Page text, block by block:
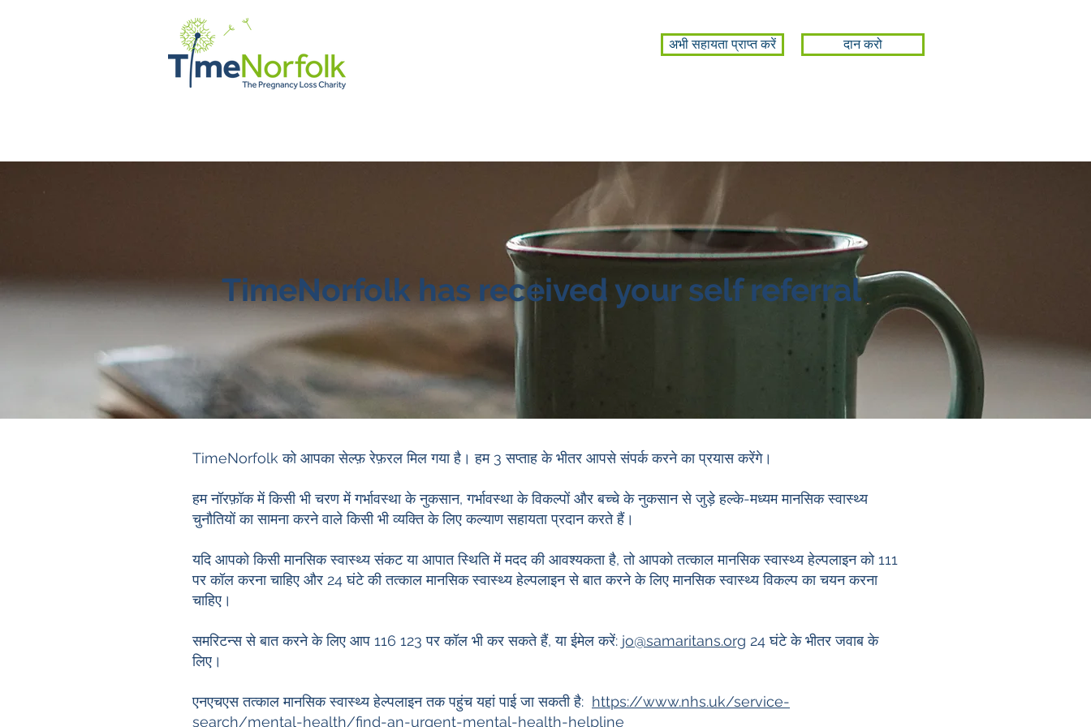
अभी सहायता प्राप्त करें दान करो
TimeNorfolk has received your self referral
TimeNorfolk को आपका सेल्फ़ रेफ़रल मिल गया है। हम 3 सप्ताह के भीतर आपसे संपर्क करने का प्रयास करेंगे।
हम नॉरफ़ॉक में किसी भी चरण में गर्भावस्था के नुकसान, गर्भावस्था के विकल्पों और बच्चे के नुकसान से जुड़े हल्के-मध्यम मानसिक स्वास्थ्य
चुनौतियों का सामना करने वाले किसी भी व्यक्ति के लिए कल्याण सहायता प्रदान करते हैं।
यदि आपको किसी मानसिक स्वास्थ्य संकट या आपात स्थिति में मदद की आवश्यकता है, तो आपको तत्काल मानसिक स्वास्थ्य हेल्पलाइन को 111
पर कॉल करना चाहिए और 24 घंटे की तत्काल मानसिक स्वास्थ्य हेल्पलाइन से बात करने के लिए मानसिक स्वास्थ्य विकल्प का चयन करना
चाहिए।
समरिटन्स से बात करने के लिए आप 116 123 पर कॉल भी कर सकते हैं, या ईमेल करें: jo@samaritans.org 24 घंटे के भीतर जवाब के
लिए।
एनएचएस तत्काल मानसिक स्वास्थ्य हेल्पलाइन तक पहुंच यहां पाई जा सकती है: https://www.nhs.uk/service-
search/mental-health/find-an-urgent-mental-health-helpline